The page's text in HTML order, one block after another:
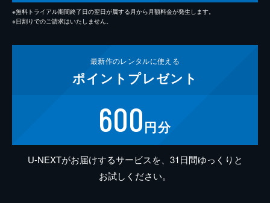
※無料トライアル期間終了日の翌日が属する月から月額料金が発生します。
※日割りでのご請求はいたしません。
最新作のレンタルに使える
ポイント プレゼント
600円分
U-NEXTがお届けするサービスを、31日間ゆっくりと
お試しください。